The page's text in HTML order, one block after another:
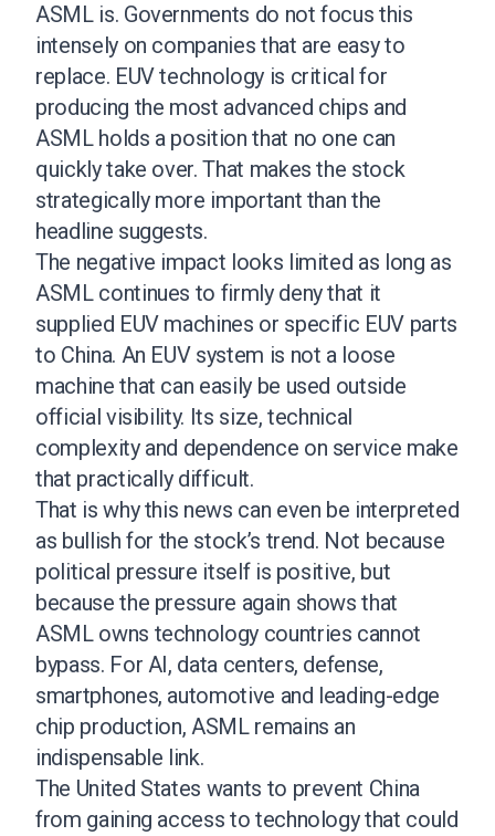
ASML is. Governments do not focus this
intensely on companies that are easy to
replace. EUV technology is critical for
producing the most advanced chips and
ASML holds a position that no one can
quickly take over. That makes the stock
strategically more important than the
headline suggests.
The negative impact looks limited as long as
ASML continues to firmly deny that it
supplied EUV machines or specific EUV parts
to China. An EUV system is not a loose
machine that can easily be used outside
official visibility. Its size, technical
complexity and dependence on service make
that practically difficult.
That is why this news can even be interpreted
as bullish for the stock’s trend. Not because
political pressure itself is positive, but
because the pressure again shows that
ASML owns technology countries cannot
bypass. For AI, data centers, defense,
smartphones, automotive and leading-edge
chip production, ASML remains an
indispensable link.
The United States wants to prevent China
from gaining access to technology that could